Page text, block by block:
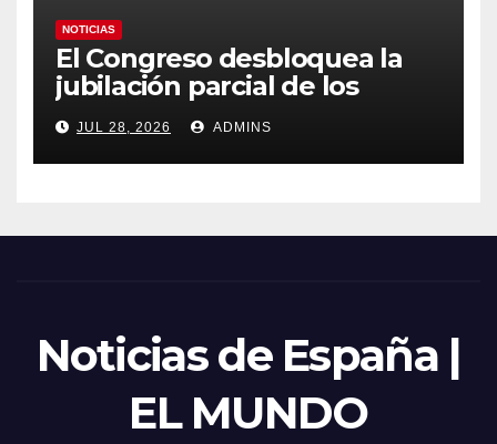
NOTICIAS
El Congreso desbloquea la
jubilación parcial de los
trabajadores laborales del
sector público
JUL 28, 2026 ADMINS
Noticias de España |
EL MUNDO